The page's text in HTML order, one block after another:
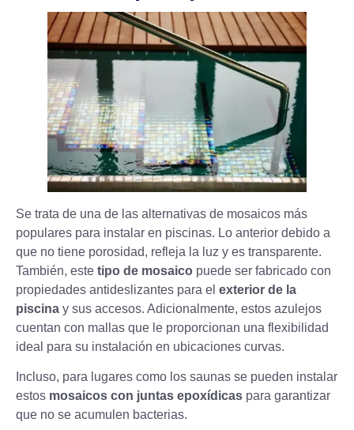
Se trata de una de las alternativas de mosaicos más
populares para instalar en piscinas. Lo anterior debido a
que no tiene porosidad, refleja la luz y es transparente.
También, este tipo de mosaico puede ser fabricado con
propiedades antideslizantes para el exterior de la
piscina y sus accesos. Adicionalmente, estos azulejos
cuentan con mallas que le proporcionan una flexibilidad
ideal para su instalación en ubicaciones curvas.
Incluso, para lugares como los saunas se pueden instalar
estos mosaicos con juntas epoxídicas para garantizar
que no se acumulen bacterias.